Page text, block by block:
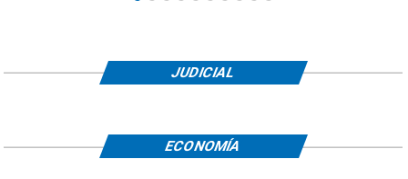
JUDICIAL
ECONOMÍA